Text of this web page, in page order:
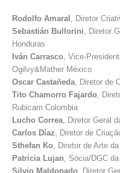
Rodolfo Amaral , Diretor
Sebastián Bullorini, Diretor
Honduras
Iván Carrasco, Vice-
Ogilvy&Mather México
Oscar Castañeda, Diretor de
Tito Chamorro Fajardo,
Rubicam Colombia
Lucho Correa, Diretor Geral
Carlos Díaz, Diretor de
Sthefan Ko, Diretor de Arte
Patricia Lujan, Sócia/DGC
Silvio Maldonado, Diretor